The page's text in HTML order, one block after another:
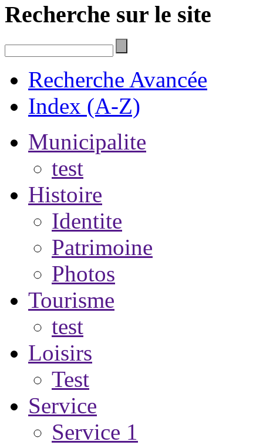
Recherche sur le site
Recherche Avancée
Index (A-Z)
Municipalite
test
Histoire
Identite
Patrimoine
Photos
Tourisme
test
Loisirs
Test
Service
Service 1